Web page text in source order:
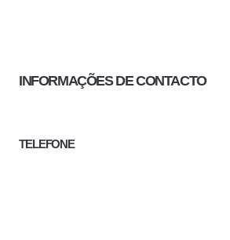
INFORMAÇÕES DE CONTACTO
TELEFONE